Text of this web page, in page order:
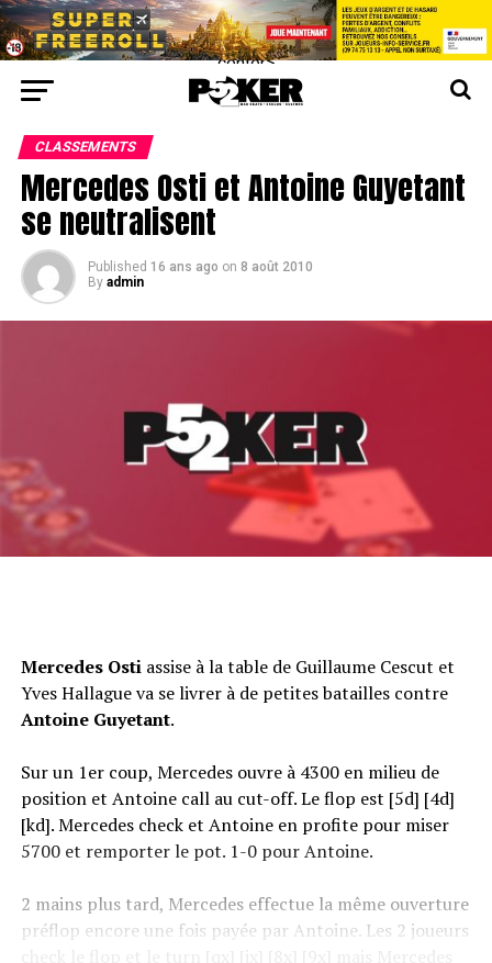
center>
CLASSEMENTS
Mercedes Osti et Antoine Guyetant
se neutralisent
Published 16 ans ago on 8 août 2010
By admin
Mercedes Ostiassise à la table de Guillaume Cescut et
Yves Hallague va se livrer à de petites batailles contre
Antoine Guyetant.
Sur un 1er coup, Mercedes ouvre à 4300 en milieu de
position et Antoine call au cut-off. Le flop est [5d] [4d]
[kd]. Mercedes check et Antoine en profite pour miser
5700 et remporter le pot. 1-0 pour Antoine.
2 mains plus tard, Mercedes effectue la même ouverture
préflop encore une fois payée par Antoine. Les 2 joueurs